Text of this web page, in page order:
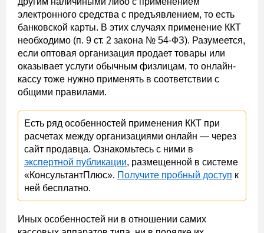
электронного средства с предъявлением, то есть
банковской карты. В этих случаях применение ККТ
необходимо (п. 9 ст. 2 закона № 54-ФЗ). Разумеется,
если оптовая организация продает товары или
оказывает услуги обычным физлицам, то онлайн-
кассу тоже нужно применять в соответствии с
общими правилами.
Есть ряд особенностей применения ККТ при
расчетах между организациями онлайн — через
сайт продавца. Ознакомьтесь с ними в
экспертной публикации, размещенной в системе
«КонсультантПлюс». Получите пробный доступ к
ней бесплатно.
Иных особенностей ни в отношении самих